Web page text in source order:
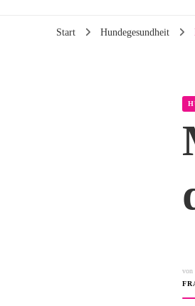
Start Hundegesundheit
von